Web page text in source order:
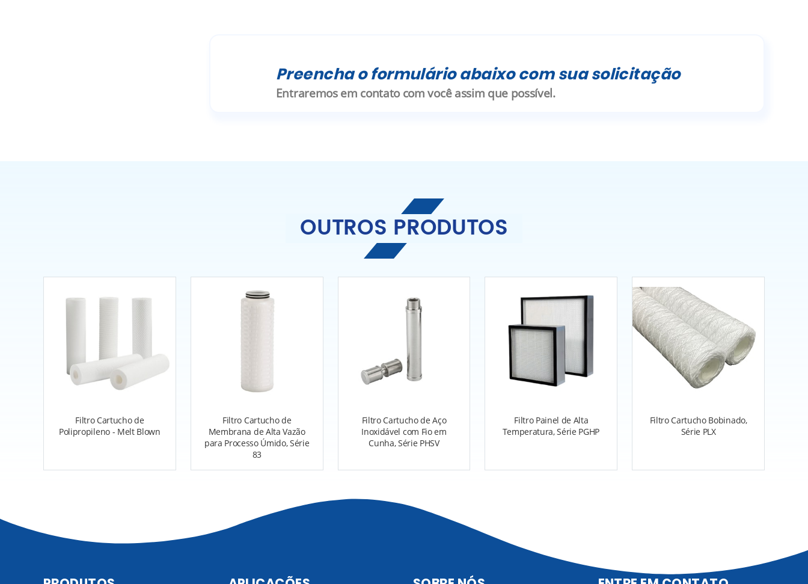
Preencha o formulário abaixo com sua solicitação
Entraremos em contato com você assim que possível.
OUTROS PRODUTOS
Filtro Cartucho de
Polipropileno - Melt Blown
Filtro Cartucho de
Membrana de Alta Vazão
para Processo Úmido, Série
83
Filtro Cartucho de Aço
Inoxidável com Fio em
Cunha, Série PHSV
Filtro Painel de Alta
Temperatura, Série PGHP
Filtro Cartucho Bobinado,
Série PLX